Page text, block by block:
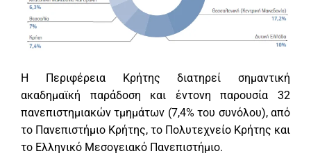
H Περιφέρεια Κρήτης διατηρεί σημαντική
ακαδημαϊκή παράδοση και έντονη παρουσία 32
πανεπιστημιακών τμημάτων (7,4% του συνόλου), από
το Πανεπιστήμιο Κρήτης, το Πολυτεχνείο Κρήτης και
το Ελληνικό Μεσογειακό Πανεπιστήμιο.